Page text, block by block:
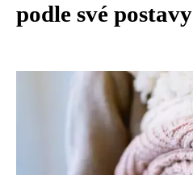
podle své postavy